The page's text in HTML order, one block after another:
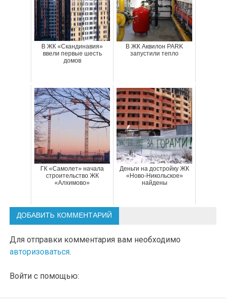
В ЖК «Скандинавия»
ввели первые шесть
домов
В ЖК Аквилон PARK
запустили тепло
ГК «Самолет» начала
строительство ЖК
«Алхимово»
Деньги на достройку ЖК
«Ново-Никольское»
найдены
ДОБАВИТЬ КОММЕНТАРИЙ
Для отправки комментария вам необходимо
авторизоваться.
Войти с помощью: